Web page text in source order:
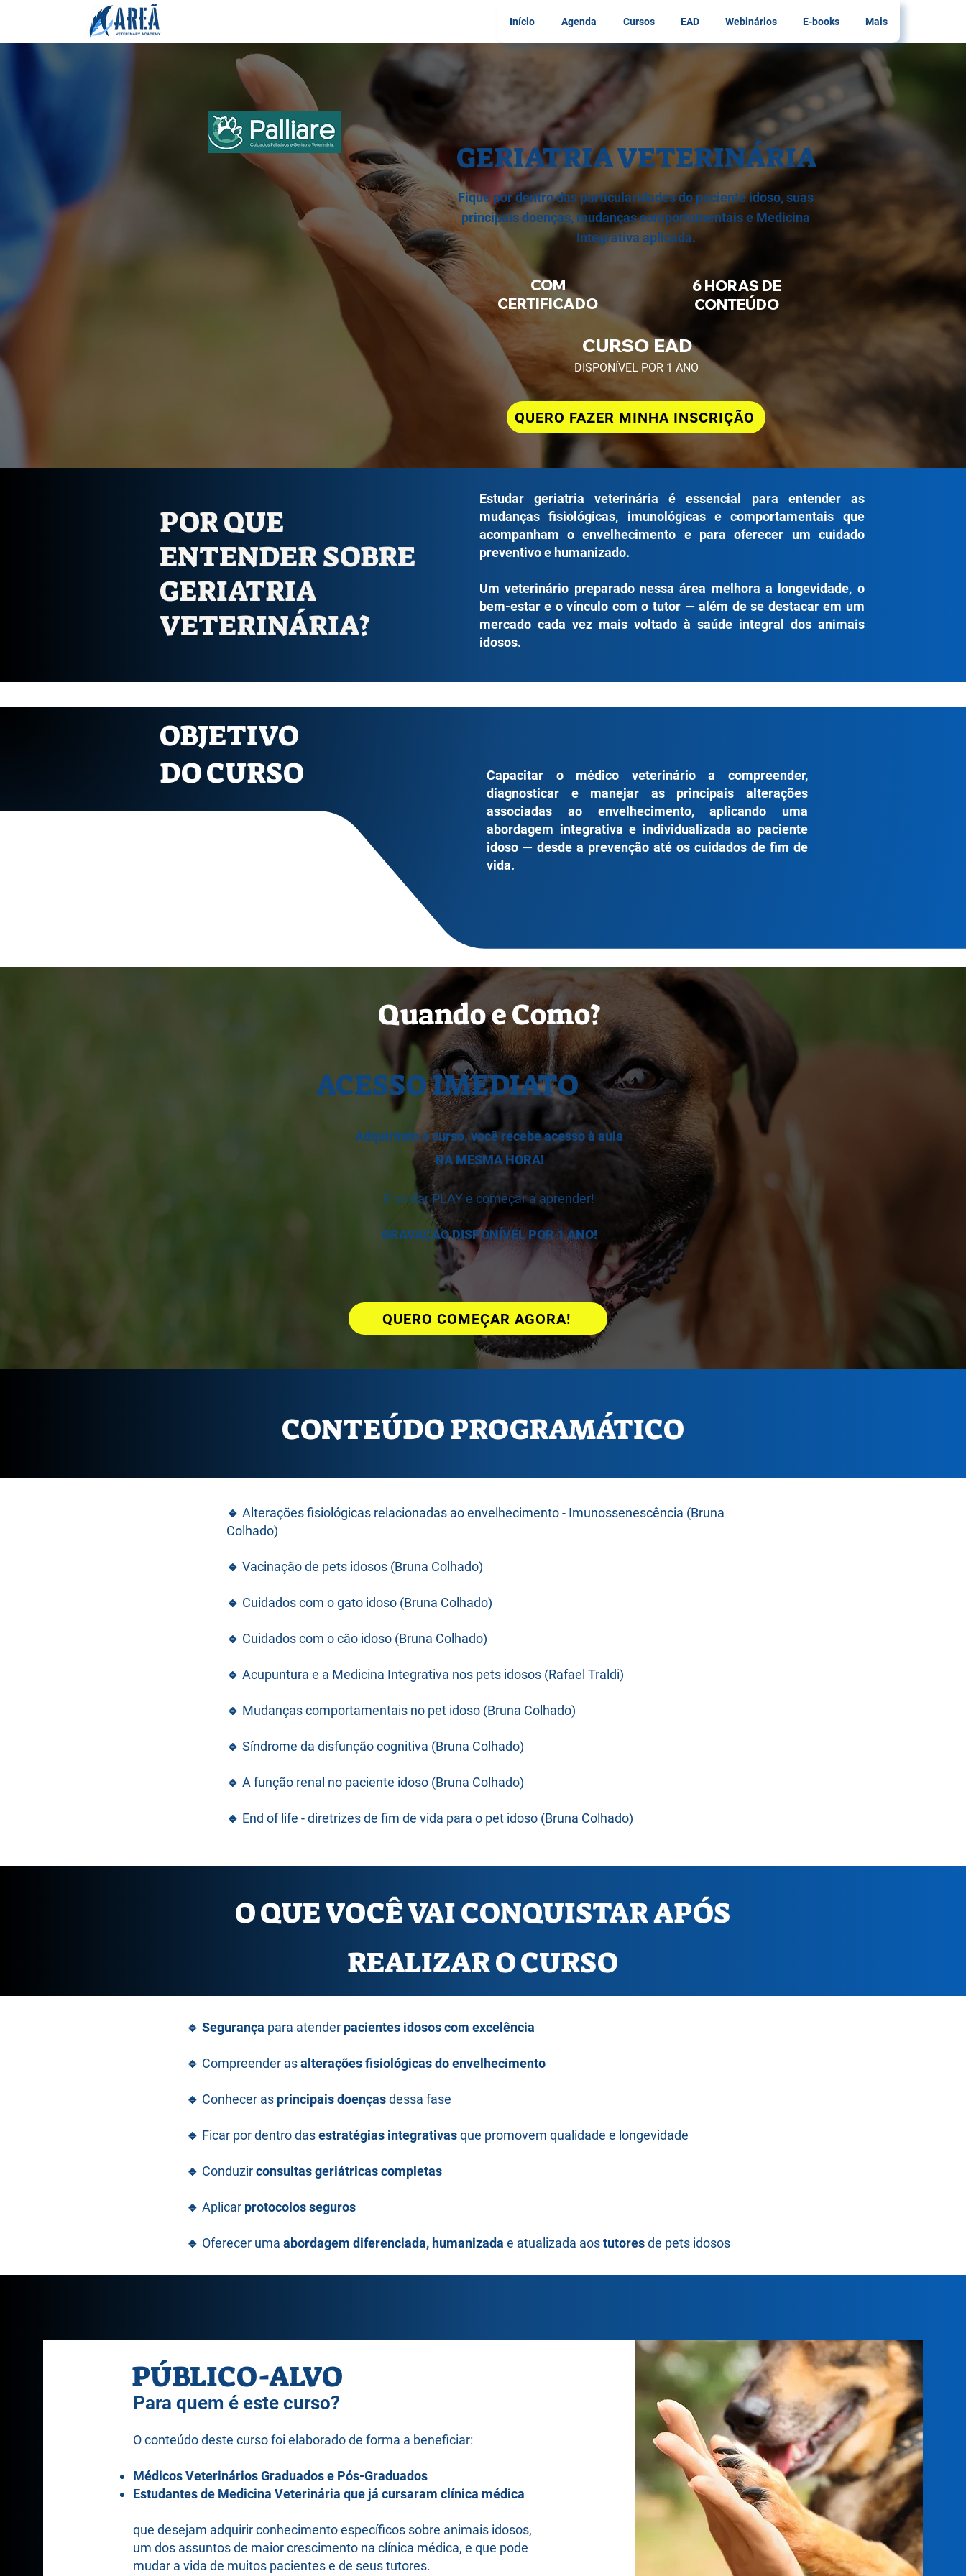
Início Agenda Cursos EAD Webinários E-books Mais
GERIATRIA VETERINÁRIA
Fique por dentro das particularidades do paciente idoso, suas
principais doenças, mudanças comportamentais e Medicina
Integrativa aplicada.
COM
CERTIFICADO
6 HORAS DE
CONTEÚDO
CURSO EAD
DISPONÍVEL POR 1 ANO
QUERO FAZER MINHA INSCRIÇÃO
POR QUE
ENTENDER SOBRE
GERIATRIA
VETERINÁRIA?
Estudar geriatria veterinária é essencial para entender as
mudanças fisiológicas, imunológicas e comportamentais que
acompanham o envelhecimento e para oferecer um cuidado
preventivo e humanizado.
Um veterinário preparado nessa área melhora a longevidade, o
bem-estar e o vínculo com o tutor — além de se destacar em um
mercado cada vez mais voltado à saúde integral dos animais
idosos.
OBJETIVO
DO CURSO
Capacitar o médico veterinário a compreender,
diagnosticar e manejar as principais alterações
associadas ao envelhecimento, aplicando uma
abordagem integrativa e individualizada ao paciente
idoso — desde a prevenção até os cuidados de fim de
vida.
Quando e Como?
ACESSO IMEDIATO
Adquirindo o curso, você recebe acesso à aula
NA MESMA HORA!
​É só dar PLAY e começar a aprender!
GRAVAÇÃO DISPONÍVEL POR 1 ANO!
QUERO COMEÇAR AGORA!
CONTEÚDO PROGRAMÁTICO
🔹 Alterações fisiológicas relacionadas ao envelhecimento - Imunossenescência (Bruna
Colhado)
🔹 Vacinação de pets idosos (Bruna Colhado)​​​
🔹 Cuidados com o gato idoso (Bruna Colhado)​
🔹 Cuidados com o cão idoso (Bruna Colhado)
🔹 Acupuntura e a Medicina Integrativa nos pets idosos (Rafael Traldi)​​
🔹 Mudanças comportamentais no pet idoso (Bruna Colhado)​
🔹 Síndrome da disfunção cognitiva (Bruna Colhado)​
🔹 A função renal no paciente idoso (Bruna Colhado)
🔹 End of life - diretrizes de fim de vida para o pet idoso (Bruna Colhado)​
O QUE VOCÊ VAI CONQUISTAR APÓS
REALIZAR O CURSO
🔹 Segurança para atender pacientes idosos com excelência
🔹 Compreender asalterações fisiológicas do envelhecimento
🔹 Conhecer as principais doençasdessa fase
🔹 Ficar por dentro dasestratégias integrativasque promovem qualidade e longevidade
🔹 Conduzirconsultas geriátricas completas
🔹 Aplicar protocolos seguros
🔹 Oferecer uma abordagem diferenciada, humanizada e atualizada aostutoresde pets idosos
PÚBLICO-ALVO
Para quem é este curso?
O conteúdo deste curso foi elaborado de forma a beneficiar:​​
Médicos Veterinários Graduados e Pós-Graduados
Estudantes de Medicina Veterinária que já cursaram clínica médica
​que desejam adquirir conhecimento específicos sobre animais idosos,
um dos assuntos de maior crescimento na clínica médica, e que pode
mudar a vida de muitos pacientes e de seus tutores.